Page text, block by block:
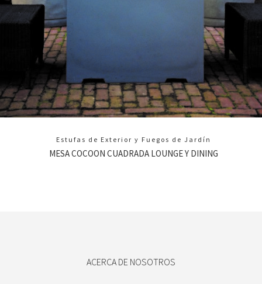
Estufas de Exterior y Fuegos de Jardín
MESA COCOON CUADRADA LOUNGE Y DINING
ACERCA DE NOSOTROS